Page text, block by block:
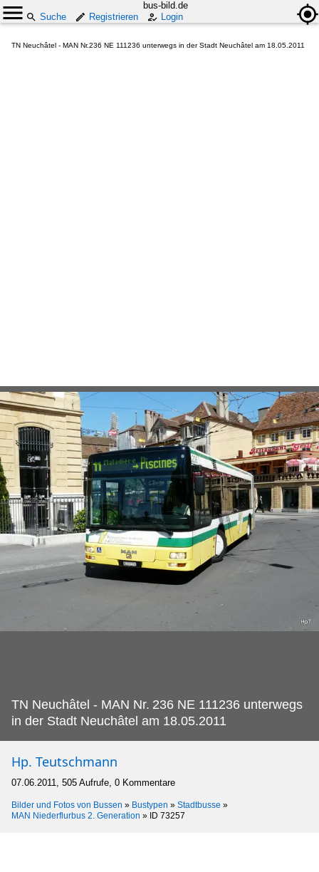
bus-bild.de
Suche
Registrieren Login
TN Neuchâtel - MAN Nr.236 NE 111236 unterwegs in der Stadt Neuchâtel am 18.05.2011
TN Neuchâtel - MAN Nr. 236 NE 111236 unterwegs
in der Stadt Neuchâtel am 18.05.2011
Hp. Teutschmann
07.06.2011, 505 Aufrufe, 0 Kommentare
Bilder und Fotos von Bussen » Bustypen » Stadtbusse »
MAN Niederflurbus 2. Generation » ID 73257